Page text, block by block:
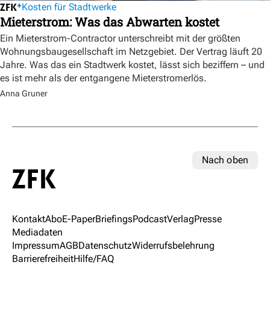
Kosten für Stadtwerke
Mieterstrom: Was das Abwarten kostet
Ein Mieterstrom-Contractor unterschreibt mit der größten
Wohnungsbaugesellschaft im Netzgebiet. Der Vertrag läuft 20
Jahre. Was das ein Stadtwerk kostet, lässt sich beziffern – und
es ist mehr als der entgangene Mieterstromerlös.
Anna Gruner
Nach oben
KontaktAboE-PaperBriefingsPodcastVerlagPresse
Mediadaten
ImpressumAGBDatenschutzWiderrufsbelehrung
BarrierefreiheitHilfe/FAQ